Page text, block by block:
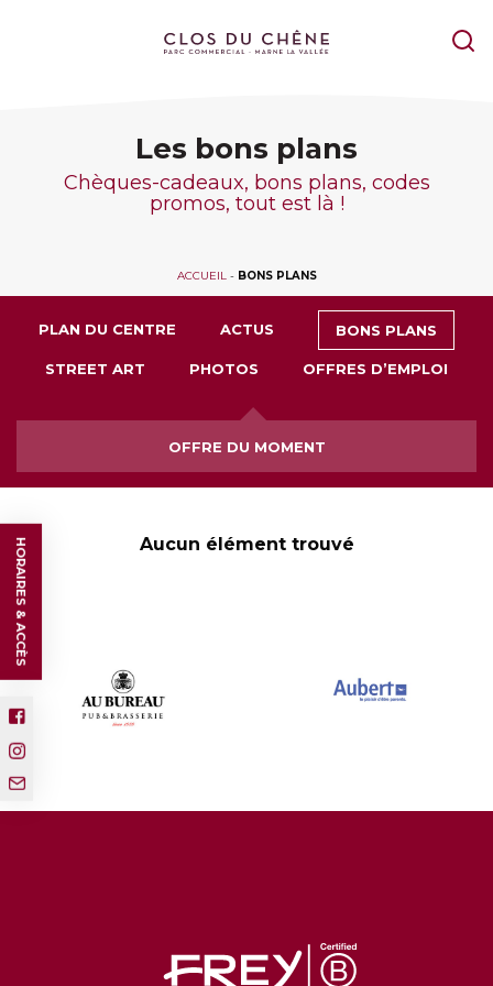
Les bons plans
Chèques-cadeaux, bons plans, codes
promos, tout est là !
ACCUEIL- BONS PLANS
PLAN DU CENTRE ACTUS BONS PLANS
STREET ART PHOTOS OFFRES D’EMPLOI
OFFRE DU MOMENT
Aucun élément trouvé
HORAIRES & ACCÈS